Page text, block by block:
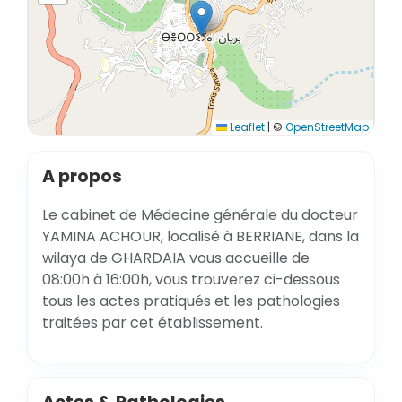
Leaflet | © OpenStreetMap
A propos
Le cabinet de Médecine générale du docteur
YAMINA ACHOUR, localisé à BERRIANE, dans la
wilaya de GHARDAIA vous accueille de
08:00h à 16:00h, vous trouverez ci-dessous
tous les actes pratiqués et les pathologies
traitées par cet établissement.